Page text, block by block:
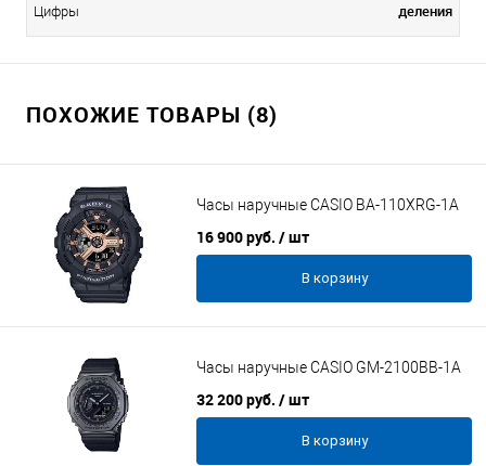
Цифры деления
ПОХОЖИЕ ТОВАРЫ (8)
Часы наручные CASIO BA-110XRG-1A
16 900 руб. / шт
В корзину
Часы наручные CASIO GM-2100BB-1A
32 200 руб. / шт
В корзину